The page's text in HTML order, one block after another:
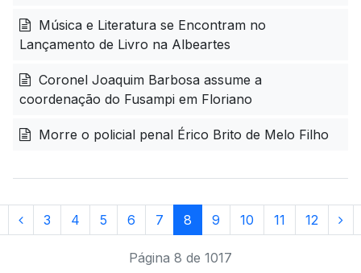
Música e Literatura se Encontram no
Lançamento de Livro na Albeartes
Coronel Joaquim Barbosa assume a
coordenação do Fusampi em Floriano
Morre o policial penal Érico Brito de Melo Filho
3 4 5 6 7 8 9 10 11 12
Página 8 de 1017